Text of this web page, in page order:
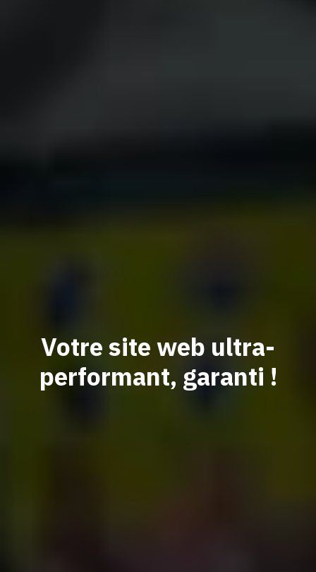
Votre site web ultra-
performant, garanti !